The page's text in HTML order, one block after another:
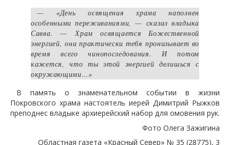
— «День освящения храма наполнен
особенными переживаниями, — сказал владыка
Савва. — Храм освящается Божественной
энергией, она практически тебя пронизывает во
время всего чинопоследования. И потом
кажется, что ты этой энергией делишься с
окружающими…»
В память о знаменательном событии в жизни
Покровского храма настоятель иерей Димитрий Рыжков
преподнес владыке архиерейский набор для омовения рук.
Фото Олега Зажигина
Областная газета «Красный Север» № 35 (28775), 3